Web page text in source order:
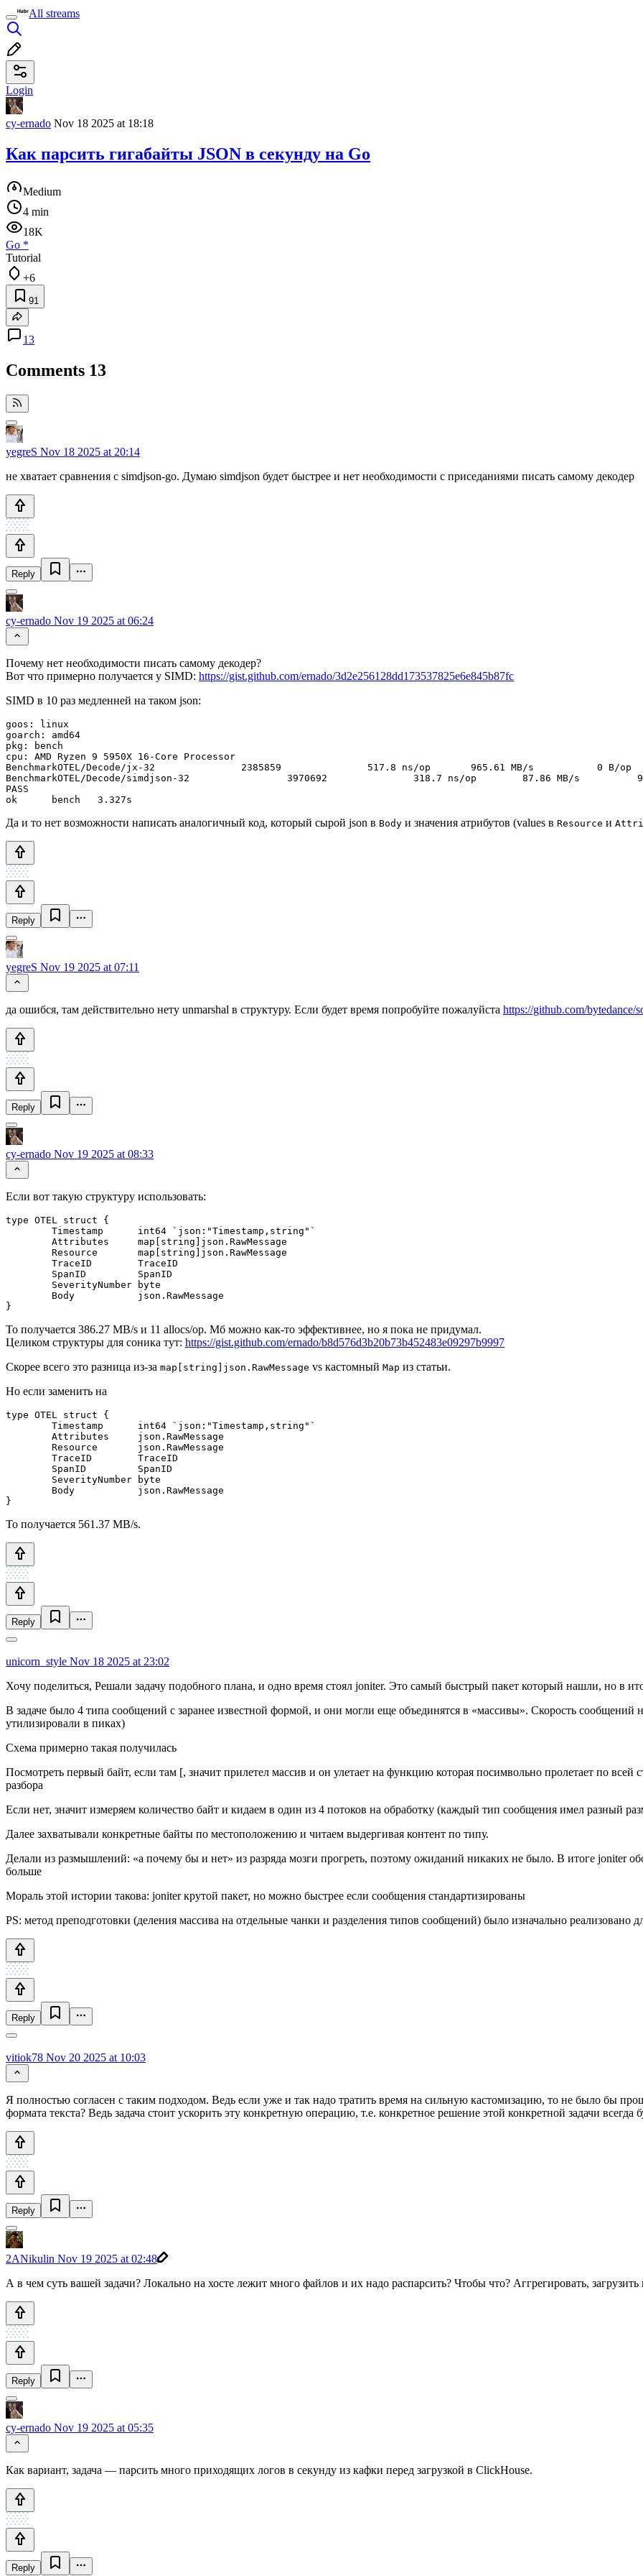
All streams
Login
cy-ernado Nov 18 2025 at 18:18
Как парсить гигабайты JSON в секунду на Go
Medium
4 min
18K
Go *
Tutorial
+6
91
13
Comments 13
yegreS Nov 18 2025 at 20:14
не хватает сравнения с simdjson-go. Думаю simdjson будет быстрее и нет необходимости с приседаниями писать самому декодер
Reply
cy-ernado Nov 19 2025 at 06:24
Почему нет необходимости писать самому декодер?
Вот что примерно получается у SIMD: https://gist.github.com/ernado/3d2e256128dd173537825e6e845b87fc
SIMD в 10 раз медленней на таком json:
goos: linux
goarch: amd64
pkg: bench
cpu: AMD Ryzen 9 5950X 16-Core Processor
BenchmarkOTEL/Decode/jx-32               2385859               517.8 ns/op       965.61 MB/s           0 B/
BenchmarkOTEL/Decode/simdjson-32                 3970692               318.7 ns/op        87.86 MB/s
PASS
Да и то нет возможности написать аналогичный код, который сырой json в Body и значения атрибутов (values в Resource и
Reply
yegreS Nov 19 2025 at 07:11
да ошибся, там действительно нету unmarshal в структуру. Если будет время попробуйте пожалуйста https://github.com/bytedance/
Reply
cy-ernado Nov 19 2025 at 08:33
Если вот такую структуру использовать:
type OTEL struct {
То получается 386.27 MB/s и 11 allocs/op. Мб можно как-то эффективнее, но я пока не придумал.
Целиком структуры для соника тут: https://gist.github.com/ernado/b8d576d3b20b73b452483e09297b9997
Скорее всего это разница из-за map[string]json.RawMessage vs кастомный Map из статьи.
Но если заменить на
type OTEL struct {
То получается 561.37 MB/s.
Reply
unicorn_style Nov 18 2025 at 23:02
Хочу поделиться, Решали задачу подобного плана, и одно время стоял joniter. Это самый быстрый пакет который нашли, но в
В задаче было 4 типа сообщений с заранее известной формой, и они могли еще объединятся в «массивы». Скорость сообщений
утилизировали в пиках)
Схема примерно такая получилась
Посмотреть первый байт, если там [, значит прилетел массив и он улетает на функцию которая посимвольно пролетает по всей
разбора
Если нет, значит измеряем количество байт и кидаем в один из 4 потоков на обработку (каждый тип сообщения имел разный
Далее захватывали конкретные байты по местоположению и читаем выдергивая контент по типу.
Делали из размышлений: «а почему бы и нет» из разряда мозги прогреть, поэтому ожиданий никаких не было. В итоге joniter
больше
Мораль этой истории такова: joniter крутой пакет, но можно быстрее если сообщения стандартизированы
PS: метод преподготовки (деления массива на отдельные чанки и разделения типов сообщений) было изначально реализовано
Reply
vitiok78 Nov 20 2025 at 10:03
Я полностью согласен с таким подходом. Ведь если уже и так надо тратить время на сильную кастомизацию, то не было бы
формата текста? Ведь задача стоит ускорить эту конкретную операцию, т.е. конкретное решение этой конкретной задачи всегда
Reply
2ANikulin Nov 19 2025 at 02:48
А в чем суть вашей задачи? Локально на хосте лежит много файлов и их надо распарсить? Чтобы что? Аггрегировать, загрузить
Reply
cy-ernado Nov 19 2025 at 05:35
Как вариант, задача — парсить много приходящих логов в секунду из кафки перед загрузкой в ClickHouse.
Reply